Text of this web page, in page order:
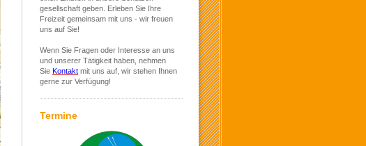
gesellschaft geben. Erleben Sie Ihre
Freizeit gemeinsam mit uns - wir freuen
uns auf Sie!
Wenn Sie Fragen oder Interesse an uns
und unserer Tätigkeit haben, nehmen
Sie Kontakt mit uns auf, wir stehen Ihnen
gerne zur Verfügung!
Termine